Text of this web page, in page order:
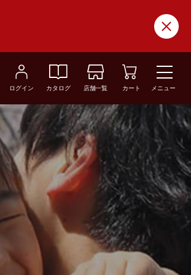
ログイン カタログ 店舗一覧 カート メニュー